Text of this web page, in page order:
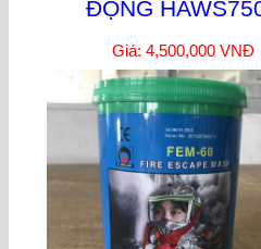
ĐỘNG
Giá: 4,500,000 VNĐ